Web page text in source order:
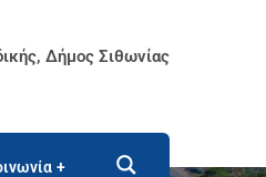
Δήμος Σιθωνίας